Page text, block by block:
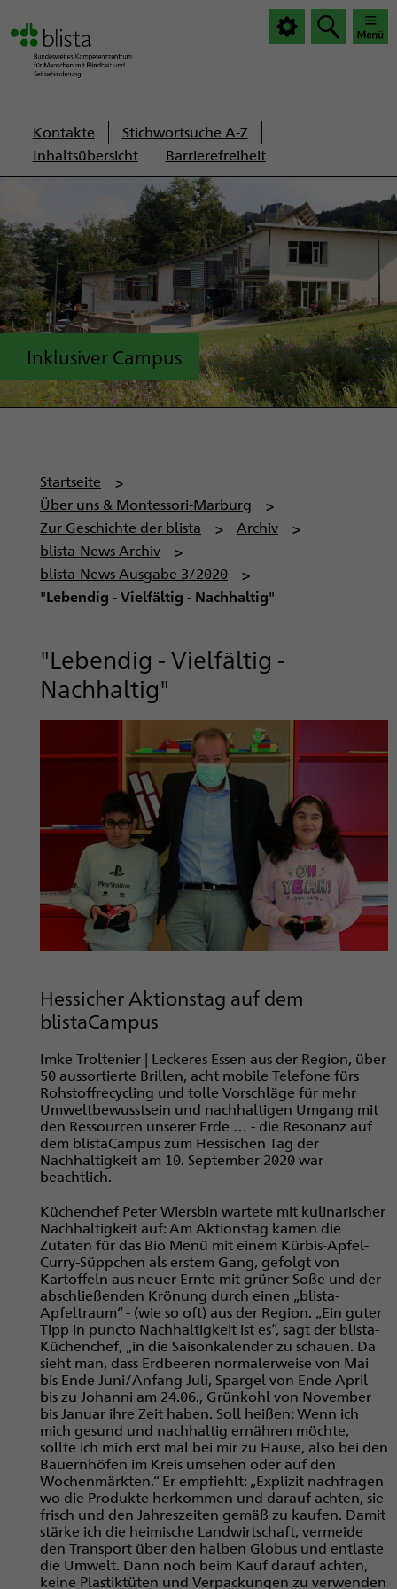
Servicenavigation
Kontakte
Stichwortsuche A-Z
Inhaltsübersicht
Barrierefreiheit
Inklusiver Campus
P
f
a
d
n
a
g
a
o
Startseite
Über uns & Montessori-Marburg
Zur Geschichte der blista
Archiv
blista-News Archiv
blista-News Ausgabe 3/2020
"Lebendig - Vielfältig - Nachhaltig"
"Lebendig - Vielfältig -
Nachhaltig"
Hessicher Aktionstag auf dem
blistaCampus
Imke Troltenier | Leckeres Essen aus der Region, über
50 aussortierte Brillen, acht mobile Telefone fürs
Rohstoffrecycling und tolle Vorschläge für mehr
Umweltbewusstsein und nachhaltigen Umgang mit
den Ressourcen unserer Erde … - die Resonanz auf
dem blistaCampus zum Hessischen Tag der
Nachhaltigkeit am 10. September 2020 war
beachtlich.
Küchenchef Peter Wiersbin wartete mit kulinarischer
Nachhaltigkeit auf: Am Aktionstag kamen die
Zutaten für das Bio Menü mit einem Kürbis-Apfel-
Curry-Süppchen als erstem Gang, gefolgt von
Kartoffeln aus neuer Ernte mit grüner Soße und der
abschließenden Krönung durch einen „blista-
Apfeltraum“ - (wie so oft) aus der Region. „Ein guter
Tipp in puncto Nachhaltigkeit ist es“, sagt der blista-
Küchenchef, „in die Saisonkalender zu schauen. Da
sieht man, dass Erdbeeren normalerweise von Mai
bis Ende Juni/Anfang Juli, Spargel von Ende April
bis zu Johanni am 24.06., Grünkohl von November
bis Januar ihre Zeit haben. Soll heißen: Wenn ich
mich gesund und nachhaltig ernähren möchte,
sollte ich mich erst mal bei mir zu Hause, also bei den
Bauernhöfen im Kreis umsehen oder auf den
Wochenmärkten.“ Er empfiehlt: „Explizit nachfragen
wo die Produkte herkommen und darauf achten, sie
frisch und den Jahreszeiten gemäß zu kaufen. Damit
stärke ich die heimische Landwirtschaft, vermeide
den Transport über den halben Globus und entlaste
die Umwelt. Dann noch beim Kauf darauf achten,
keine Plastiktüten und Verpackungen zu verwenden